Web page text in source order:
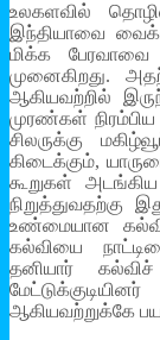
உலகளவில்
இந்தியாவை
மிக்க
முனைகிறது.
ஆகியவற்றில்
முரண்கள்
சிலருக்கு
கிடைக்கும்,
கூறுகள்
நிறுத்துவதற்கு
உண்மையான
கல்வியை
தனியார்
ஆகியவற்றுக்கே